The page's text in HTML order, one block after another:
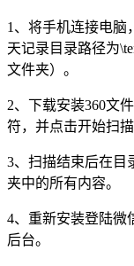
1、将手机连接电脑
天记录目录路径为
文件夹）。
2、下载安装360文
符，并点击开始扫
3、扫描结束后在目
夹中的所有内容。
4、重新安装登陆微
后台。